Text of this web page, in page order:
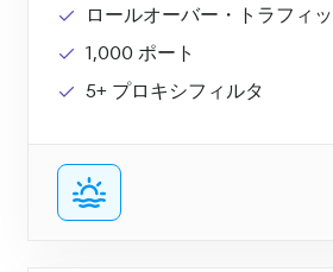
ロールオーバー・トラフィ
1,000 ポート
5+ プロキシフィルタ